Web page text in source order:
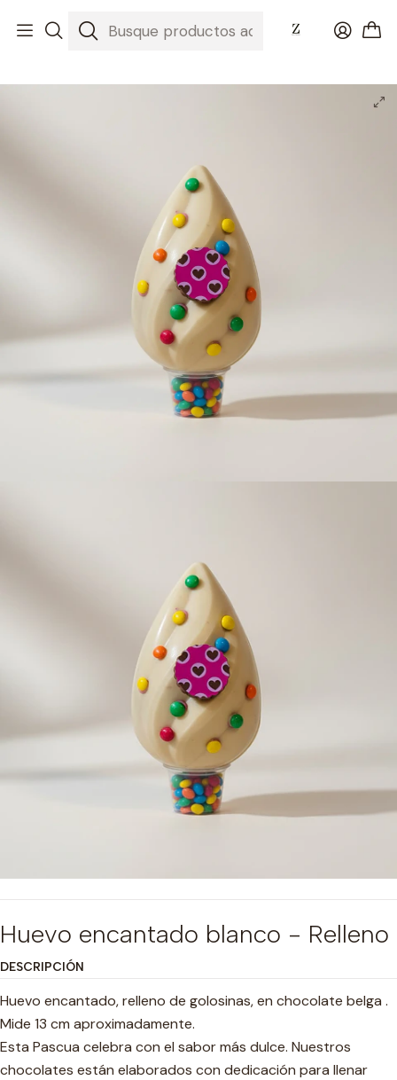
Huevo encantado blanco - Relleno
Huevo encantado blanco - Relleno
DESCRIPCIÓN
Huevo encantado, relleno de golosinas, en chocolate belga .
Mide 13 cm aproximadamente.
Esta Pascua celebra con el sabor más dulce. Nuestros
chocolates están elaborados con dedicación para llenar